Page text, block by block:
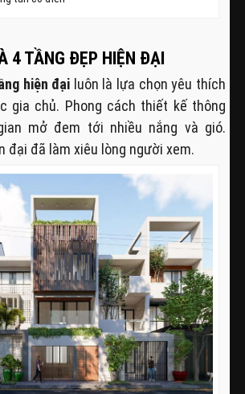
4 TẦNG ĐẸP HIỆN ĐẠI
hiện đại luôn là lựa chọn yêu thích
gia chủ. Phong cách thiết kế thông
mở đem tới nhiều nắng và gió.
đại đã làm xiêu lòng người xem.